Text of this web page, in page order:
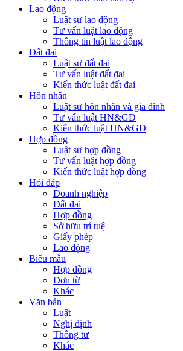
Lao động
Luật sư lao động
Tư vấn luật lao động
Thông tin luật lao động
Đất đai
Luật sư đất đai
Tư vấn luật đất đai
Kiến thức luật đất đai
Hôn nhân
Luật sư hôn nhân và gia đình
Tư vấn luật HN&GD
Kiến thức luật HN&GD
Hợp đồng
Luật sư hợp đồng
Tư vấn luật hợp đồng
Kiến thức luật hợp đồng
Hỏi đáp
Doanh nghiệp
Đất đai
Hợp đồng
Sở hữu trí tuệ
Giấy phép
Lao động
Biểu mẫu
Hợp đồng
Đơn từ
Khác
Văn bản
Luật
Nghị định
Thông tư
Khác